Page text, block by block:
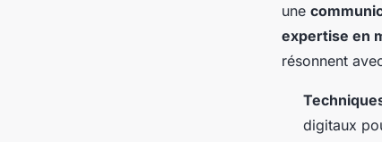
une
expertise en
résonnent
digitaux